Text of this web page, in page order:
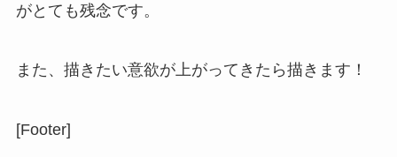
がとても残念です。
また、描きたい意欲が上がってきたら描きます！
[Footer]